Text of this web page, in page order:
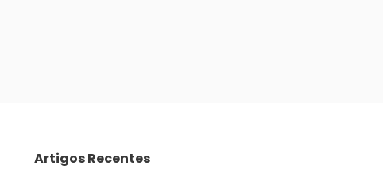
Artigos Recentes